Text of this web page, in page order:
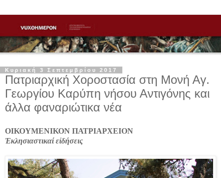
Κυριακή 3 Σεπτεμβρίου 2017
Πατριαρχική Χοροστασία στη Μονή Αγ.
Γεωργίου Καρύπη νήσου Αντιγόνης και
άλλα φαναριώτικα νέα
ΟΙΚΟΥΜΕΝΙΚΟΝ ΠΑΤΡΙΑΡΧΕΙΟΝ
Ἐκλησιαστικαί εἰδήσεις